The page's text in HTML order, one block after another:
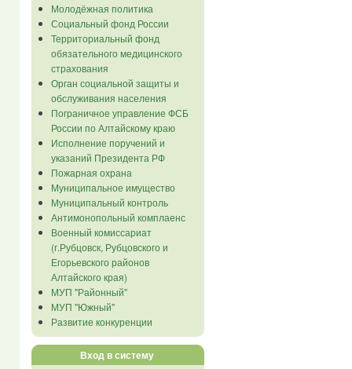
Молодёжная политика
Социальный фонд России
Территориальный фонд
обязательного медицинского
страхования
Орган социальной защиты и
обслуживания населения
Пограничное управление ФСБ
России по Алтайскому краю
Исполнение поручений и
указаний Президента РФ
Пожарная охрана
Муниципальное имущество
Муниципальный контроль
Антимонопольный комплаенс
Военный комиссариат
(г.Рубцовск, Рубцовского и
Егорьевского районов
Алтайского края)
МУП "Районный"
МУП "Южный"
Развитие конкуренции
Вход в систему